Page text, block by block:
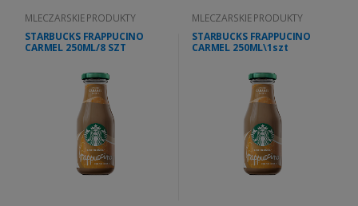
MLECZARSKIE PRODUKTY
STARBUCKS FRAPPUCINO
CARMEL 250ML/8 SZT
MLECZARSKIE PRODUKTY
STARBUCKS FRAPPUCINO
CARMEL 250ML\1szt